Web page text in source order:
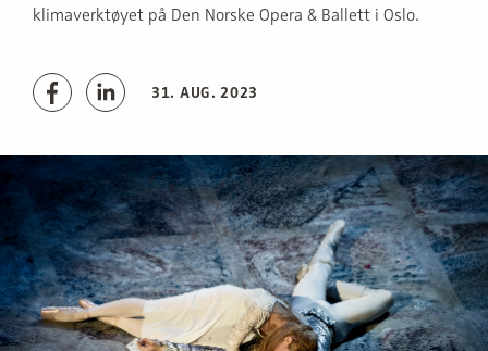
klimaverktøyet på Den Norske Opera & Ballett i Oslo.
31. AUG. 2023